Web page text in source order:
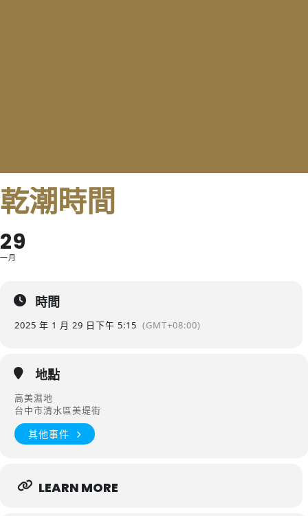
乾潮時間
29
一月
時間
2025 年 1 月 29 日下午 5:15 (GMT+08:00)
地點
高美濕地
台中市清水區美堤街
其他事件
LEARN MORE